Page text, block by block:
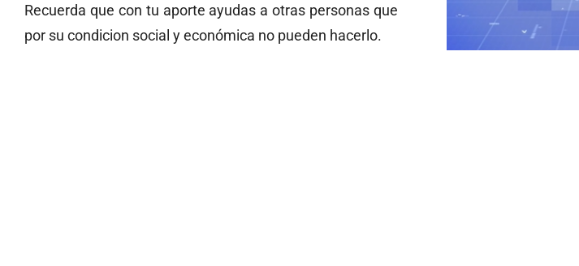
Recuerda que con tu aporte ayudas a otras personas que
por su condicion social y económica no pueden hacerlo.